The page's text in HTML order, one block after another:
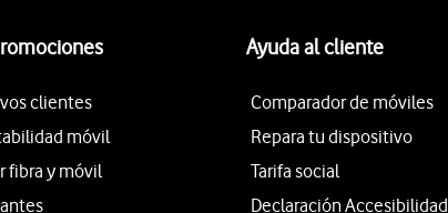
clientes
móvil
fibra y móvil
Ayuda al cliente
Comparador de móviles
Repara tu dispositivo
Tarifa social
Declaración Accesibilidad